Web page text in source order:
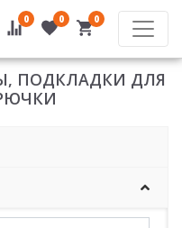
0 0 0
ПОДКЛАДКИ ДЛЯ